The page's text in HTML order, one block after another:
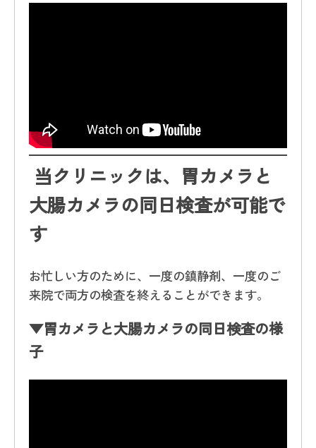
当クリニックは、 胃カメラと
大腸カメラの同日検査が可能で
す
お忙しい方のために、一度の鎮静剤、一度のご
来院で両方の検査を終えることができます。
▼胃カメラと大腸カメラの同日検査の様
子